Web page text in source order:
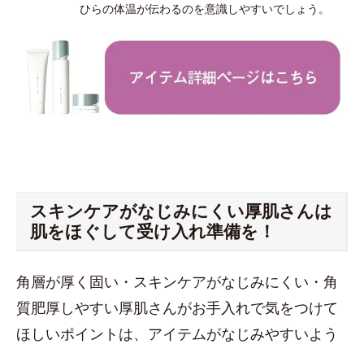
ひらの体温が伝わるのを意識しやすいでしょう。
スキンケアがなじみにくい厚肌さんは
肌をほぐして受け入れ準備を！
角層が厚く固い・スキンケアがなじみにくい・角
質肥厚しやすい厚肌さんがお手入れで気をつけて
ほしいポイントは、アイテムがなじみやすいよう